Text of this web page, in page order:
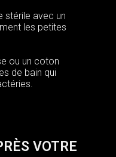
stérile avec un
les petites
ou un coton
de bain qui
VOTRE